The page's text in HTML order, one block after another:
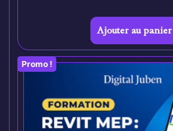
Ajouter au panier
Promo !